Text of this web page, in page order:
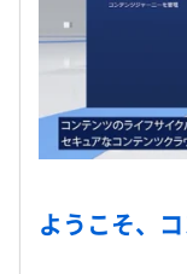
ようこそ、